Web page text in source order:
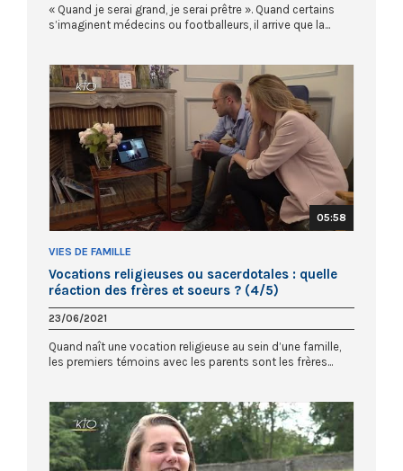
« Quand je serai grand, je serai prêtre ». Quand certains
s’imaginent médecins ou footballeurs, il arrive que la...
05:58
VIES DE FAMILLE
Vocations religieuses ou sacerdotales : quelle
réaction des frères et soeurs ? (4/5)
23/06/2021
Quand naît une vocation religieuse au sein d’une famille,
les premiers témoins avec les parents sont les frères...